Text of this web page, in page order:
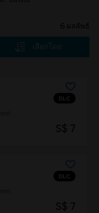
6 ผลลัพธ์
เลือกโดย
DLC
S$ 7
DLC
S$ 7